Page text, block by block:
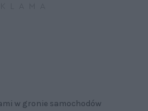
w gronie samochodów